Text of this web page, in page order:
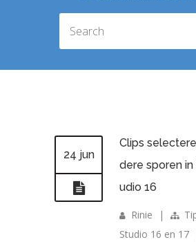
24 jun
Clips
dere sporen
udio 16
Rinie |
Studio 16 en 17